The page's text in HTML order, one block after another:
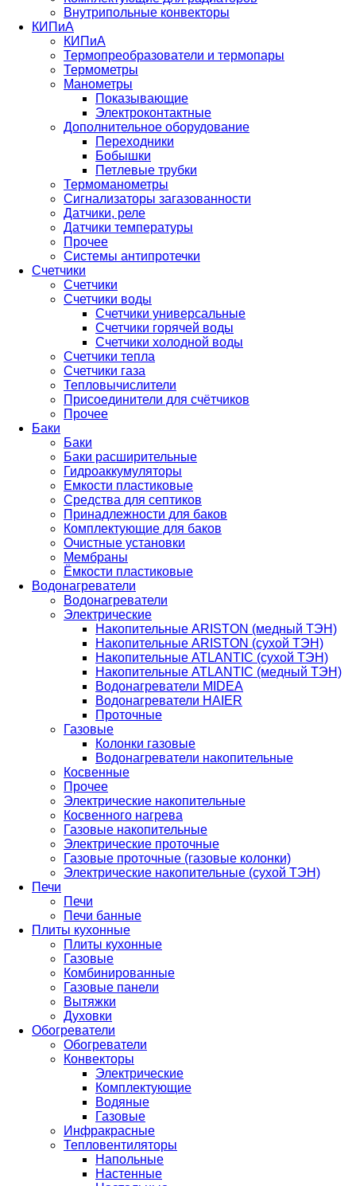
Внутрипольные конвекторы
КИПиА
КИПиА
Термопреобразователи и термопары
Термометры
Манометры
Показывающие
Электроконтактные
Дополнительное оборудование
Переходники
Бобышки
Петлевые трубки
Термоманометры
Сигнализаторы загазованности
Датчики, реле
Датчики температуры
Прочее
Системы антипротечки
Счетчики
Счетчики
Счетчики воды
Счетчики универсальные
Счетчики горячей воды
Счетчики холодной воды
Счетчики тепла
Счетчики газа
Тепловычислители
Присоединители для счётчиков
Прочее
Баки
Баки
Баки расширительные
Гидроаккумуляторы
Емкости пластиковые
Средства для септиков
Принадлежности для баков
Комплектующие для баков
Очистные установки
Мембраны
Ёмкости пластиковые
Водонагреватели
Водонагреватели
Электрические
Накопительные ARISTON (медный ТЭН)
Накопительные ARISTON (сухой ТЭН)
Накопительные ATLANTIC (сухой ТЭН)
Накопительные ATLANTIC (медный ТЭН)
Водонагреватели MIDEA
Водонагреватели HAIER
Проточные
Газовые
Колонки газовые
Водонагреватели накопительные
Косвенные
Прочее
Электрические накопительные
Косвенного нагрева
Газовые накопительные
Электрические проточные
Газовые проточные (газовые колонки)
Электрические накопительные (сухой ТЭН)
Печи
Печи
Печи банные
Плиты кухонные
Плиты кухонные
Газовые
Комбинированные
Газовые панели
Вытяжки
Духовки
Обогреватели
Обогреватели
Конвекторы
Электрические
Комплектующие
Водяные
Газовые
Инфракрасные
Тепловентиляторы
Напольные
Настенные